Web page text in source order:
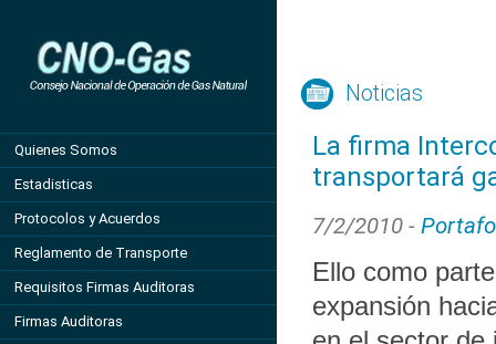
Quienes Somos
Estadisticas
Protocolos y Acuerdos
Reglamento de Transporte
Requisitos Firmas Auditoras
Firmas Auditoras
Noticias
La firma
transportará
7/2/2010 -
Ello como
expansión